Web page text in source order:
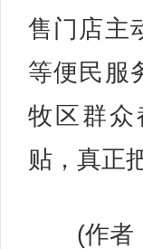
售门店主
等便民服
牧区群
贴，真正
(作者